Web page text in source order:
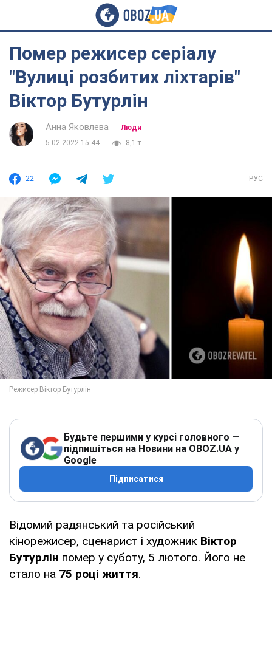
Помер режисер серіалу
"Вулиці розбитих ліхтарів"
Віктор Бутурлін
Анна Яковлева
Люди
5.02.2022 15:44
8,1 т.
22 РУС
Будьте першими у курсі головного —
підпишіться на Новини на OBOZ.UA у
Google
Підписатися
Відомий радянський та російський
кінорежисер, сценарист і художник Віктор
Бутурлін помер у суботу, 5 лютого. Його не
стало на 75 році життя.